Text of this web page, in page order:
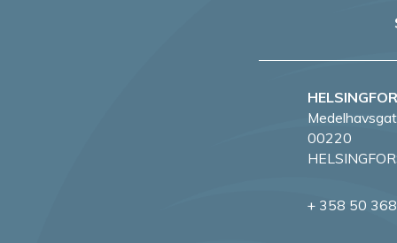
00220
+ 358 50